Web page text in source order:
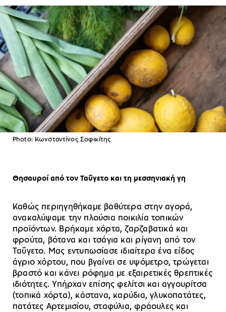
Photo: Κωνσταντίνος Σοφικίτης
Θησαυροί από τον Ταΰγετο και τη μεσσηνιακή γη
Καθώς περιηγηθήκαμε βαθύτερα στην αγορά,
ανακαλύψαμε την πλούσια ποικιλία τοπικών
προϊόντων. Βρήκαμε χόρτα, ζαρζαβατικά και
φρούτα, βότανα και τσάγια και ρίγανη από τον
Ταΰγετο. Μας εντυπωσίασε ιδιαίτερα ένα είδος
άγριο χόρτου, που βγαίνει σε υψόμετρο, τρώγεται
βραστό και κάνει ρόφημα με εξαιρετικές θρεπτικές
ιδιότητες. Υπήρχαν επίσης φελίτσι και αγγουρίτσα
(τοπικά χόρτα), κάστανα, καρύδια, γλυκοπατάτες,
πατάτες Αρτεμισίου, σταφύλια, φράουλες και